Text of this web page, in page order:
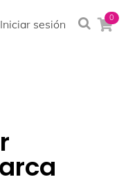
0
Iniciar sesión